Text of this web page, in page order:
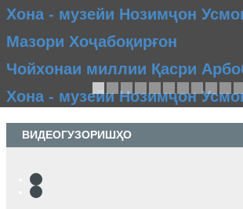
Хона - музейи Нозимҷон
Мазори Хоҷабоқирғон
Чойхонаи миллии Қасри
Хона - музейи Нозимҷон
ВИДЕОГУЗОРИШҲО